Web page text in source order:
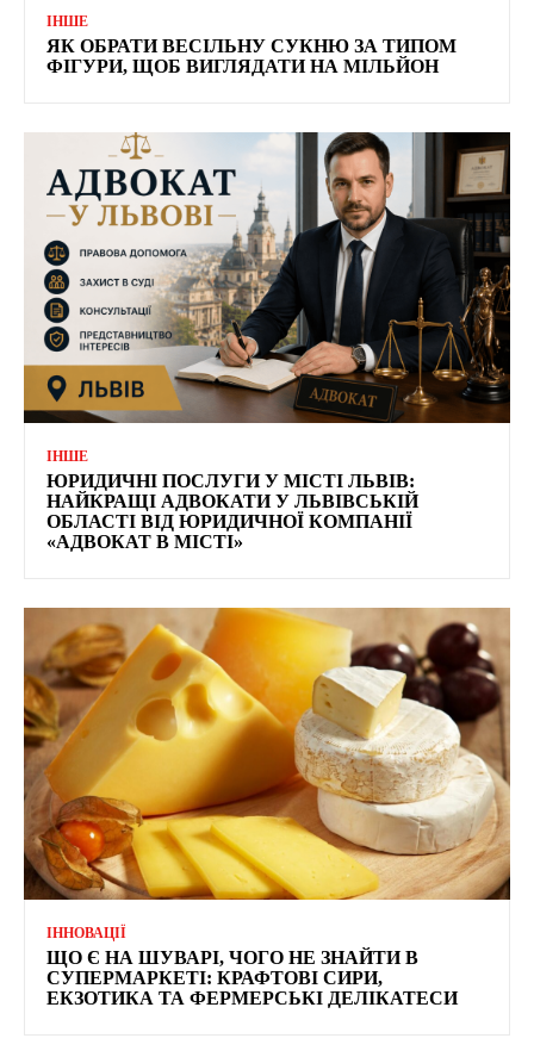
ІНШЕ
ЯК ОБРАТИ ВЕСІЛЬНУ СУКНЮ ЗА ТИПОМ
ФІГУРИ, ЩОБ ВИГЛЯДАТИ НА МІЛЬЙОН
ІНШЕ
ЮРИДИЧНІ ПОСЛУГИ У МІСТІ ЛЬВІВ:
НАЙКРАЩІ АДВОКАТИ У ЛЬВІВСЬКІЙ
ОБЛАСТІ ВІД ЮРИДИЧНОЇ КОМПАНІЇ
«АДВОКАТ В МІСТІ»
ІННОВАЦІЇ
ЩО Є НА ШУВАРІ, ЧОГО НЕ ЗНАЙТИ В
СУПЕРМАРКЕТІ: КРАФТОВІ СИРИ,
ЕКЗОТИКА ТА ФЕРМЕРСЬКІ ДЕЛІКАТЕСИ